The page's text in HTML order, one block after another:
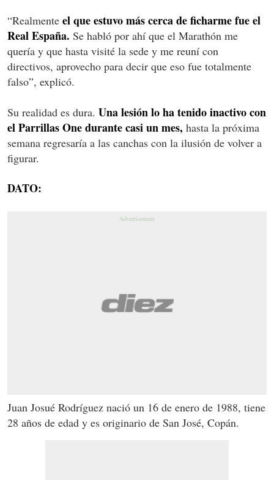
“Realmente el que estuvo más cerca de ficharme fue el
Real España. Se habló por ahí que el Marathón me
quería y que hasta visité la sede y me reuní con
directivos, aprovecho para decir que eso fue totalmente
falso”, explicó.
Su realidad es dura. Una lesión lo ha tenido inactivo con
el Parrillas One durante casi un mes, hasta la próxima
semana regresaría a las canchas con la ilusión de volver a
figurar.
DATO:
Juan Josué Rodríguez nació un 16 de enero de 1988, tiene
28 años de edad y es originario de San José, Copán.